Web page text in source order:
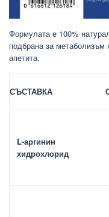
Формулата е 100%
подбрана за метаболизъм
апетита.
СЪСТАВКА
L-аргинин
хидрохлорид